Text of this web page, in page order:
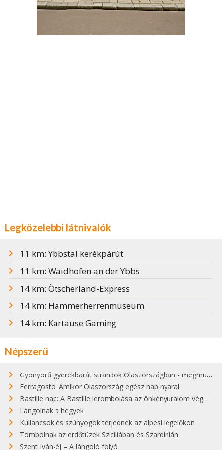
Legközelebbi látnivalók
11 km: Ybbstal kerékpárút
11 km: Waidhofen an der Ybbs
14 km: Ötscherland-Express
14 km: Hammerherrenmuseum
14 km: Kartause Gaming
Népszerű
Gyönyörű gyerekbarát strandok Olaszországban - megmutatjuk a 15 legjobbat
Ferragosto: Amikor Olaszország egész nap nyaral
Bastille nap: A Bastille lerombolása az önkényuralom végét jelentette
Lángolnak a hegyek
Kullancsok és szúnyogok terjednek az alpesi legelőkön
Tombolnak az erdőtüzek Szicíliában és Szardínián
Szent Iván-éj – A lángoló folyó